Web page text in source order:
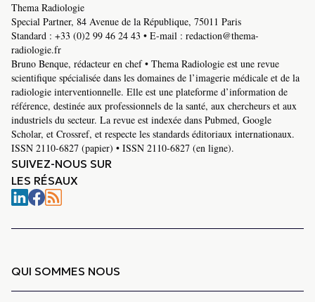
Thema Radiologie
Special Partner, 84 Avenue de la République, 75011 Paris
Standard : +33 (0)2 99 46 24 43 • E-mail : redaction@thema-
radiologie.fr
Bruno Benque, rédacteur en chef • Thema Radiologie est une revue
scientifique spécialisée dans les domaines de l’imagerie médicale et de la
radiologie interventionnelle. Elle est une plateforme d’information de
référence, destinée aux professionnels de la santé, aux chercheurs et aux
industriels du secteur. La revue est indexée dans Pubmed, Google
Scholar, et Crossref, et respecte les standards éditoriaux internationaux.
ISSN 2110-6827 (papier) • ISSN 2110-6827 (en ligne).
SUIVEZ-NOUS SUR
LES RÉSAUX
QUI SOMMES NOUS